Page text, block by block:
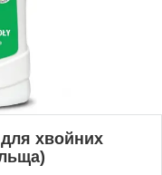
хвойних